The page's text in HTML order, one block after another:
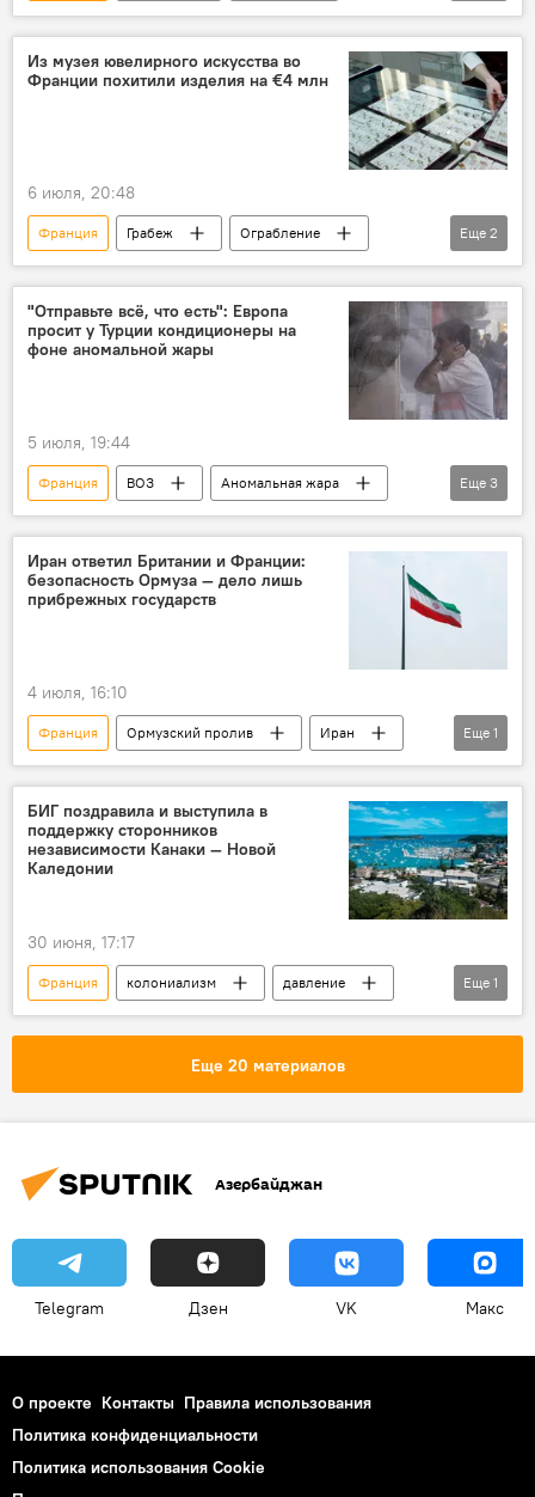
Украина
террористы связи
Из музея ювелирного искусства во
Франции похитили изделия на €4 млн
6 июля, 20:48
Франция Грабеж
Ограбление
Кража
Ювелирные изделия
Еще 2
"Отправьте всё, что есть": Европа
просит у Турции кондиционеры на
фоне аномальной жары
5 июля, 19:44
Франция ВОЗ
Аномальная жара
Турция
Европа Германия
Еще 3
Иран ответил Британии и Франции:
безопасность Ормуза — дело лишь
прибрежных государств
4 июля, 16:10
Франция Ормузский пролив
Иран
Эммануэль Макрон
Еще 1
БИГ поздравила и выступила в
поддержку сторонников
независимости Канаки — Новой
Каледонии
30 июня, 17:17
Франция колониализм
давление
Выборы
Еще 1
Еще 20 материалов
Азербайджан
Telegram Дзен VK Макс
О проекте Контакты Правила использования
Политика конфиденциальности
Политика использования Cookie